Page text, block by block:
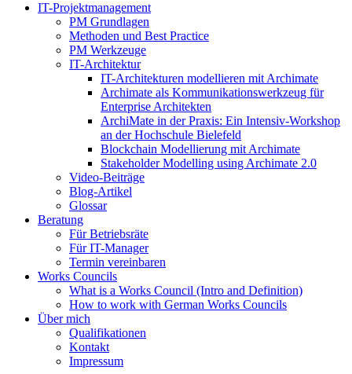
IT-Projektmanagement
PM Grundlagen
Methoden und Best Practice
PM Werkzeuge
IT-Architektur
IT-Architekturen modellieren mit Archimate
Archimate als Kommunikationswerkzeug für
Enterprise Architekten
ArchiMate in der Praxis: Ein Intensiv-Workshop
an der Hochschule Bielefeld
Blockchain Modellierung mit Archimate
Stakeholder Modelling using Archimate 2.0
Video-Beiträge
Blog-Artikel
Glossar
Beratung
Für Betriebsräte
Für IT-Manager
Termin vereinbaren
Works Councils
What is a Works Council (Intro and Definition)
How to work with German Works Councils
Über mich
Qualifikationen
Kontakt
Impressum